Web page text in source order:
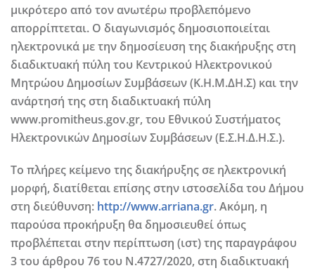
μικρότερο από τον ανωτέρω προβλεπόμενο
απορρίπτεται. Ο διαγωνισμός δημοσιοποιείται
ηλεκτρονικά με την δημοσίευση της διακήρυξης στη
διαδικτυακή πύλη του Κεντρικού Ηλεκτρονικού
Μητρώου Δημοσίων Συμβάσεων (Κ.Η.Μ.ΔΗ.Σ) και την
ανάρτησή της στη διαδικτυακή πύλη
www.promitheus.gov.gr, του Εθνικού Συστήματος
Ηλεκτρονικών Δημοσίων Συμβάσεων (Ε.Σ.Η.Δ.Η.Σ.).
Το πλήρες κείμενο της διακήρυξης σε ηλεκτρονική
μορφή, διατίθεται επίσης στην ιστοσελίδα του Δήμου
στη διεύθυνση: http://www.arriana.gr. Ακόμη, η
παρούσα προκήρυξη θα δημοσιευθεί όπως
προβλέπεται στην περίπτωση (ιστ) της παραγράφου
3 του άρθρου 76 του Ν.4727/2020, στη διαδικτυακή